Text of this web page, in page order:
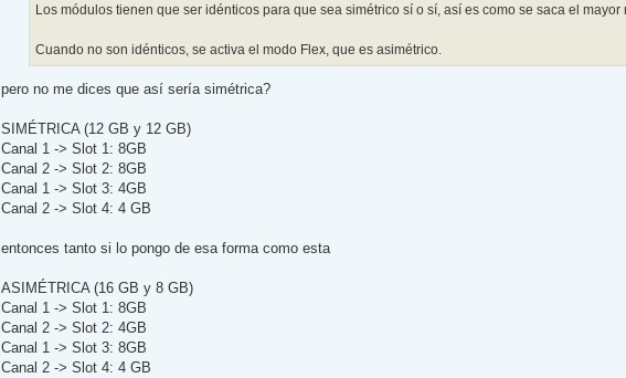
Los módulos tienen que ser idénticos para que sea simétrico sí o sí, así es como se saca el mayor
Cuando no son idénticos, se activa el modo Flex, que es asimétrico.
pero no me dices que así sería simétrica?
SIMÉTRICA (12 GB y 12 GB)
Canal 1 -> Slot 1: 8GB
Canal 2 -> Slot 2: 8GB
Canal 1 -> Slot 3: 4GB
Canal 2 -> Slot 4: 4 GB
entonces tanto si lo pongo de esa forma como esta
ASIMÉTRICA (16 GB y 8 GB)
Canal 1 -> Slot 1: 8GB
Canal 2 -> Slot 2: 4GB
Canal 1 -> Slot 3: 8GB
Canal 2 -> Slot 4: 4 GB